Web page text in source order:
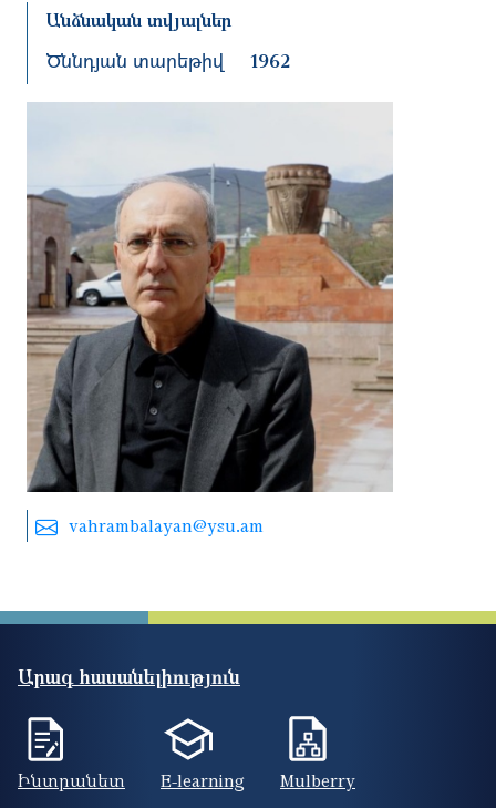
vahrambalayan@ysu.am
Անձնական տվյալներ
Ծննդյան տարեթիվ 1962
Արագ հասանելիություն
Ինտրանետ E-learning Mulberry